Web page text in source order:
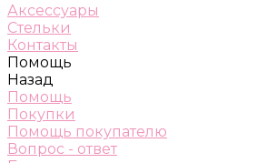
Аксессуары
Стельки
Контакты
Помощь
Назад
Помощь
Покупки
Помощь покупателю
Вопрос - ответ